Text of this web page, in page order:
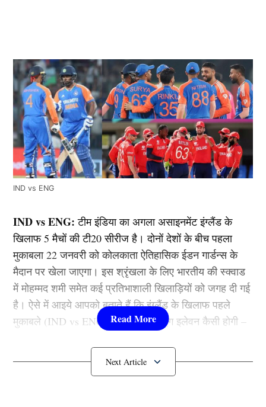
IND vs ENG
IND vs ENG: टीम इंडिया का अगला असाइनमेंट इंग्लैंड के
खिलाफ 5 मैचों की टी20 सीरीज है। दोनों देशों के बीच पहला
मुकाबला 22 जनवरी को कोलकाता ऐतिहासिक ईडन गार्डन्स के
मैदान पर खेला जाएगा। इस श्रृंखला के लिए भारतीय की स्क्वाड
में मोहम्मद शमी समेत कई प्रतिभाशाली खिलाड़ियों को जगह दी गई
है। ऐसे में आइये आपको बताते हैं कि इंग्लैंड के खिलाफ पहले
मुकाबले (IND vs ENG) में भारत की प्लेइंग इलेवन कैसी होगी –
IND vs ENG: इन खिलाड़ियों को मिलेगा